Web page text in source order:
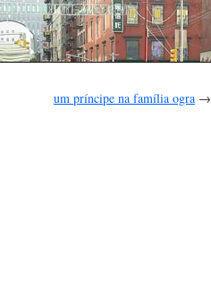
um príncipe na família ogra →